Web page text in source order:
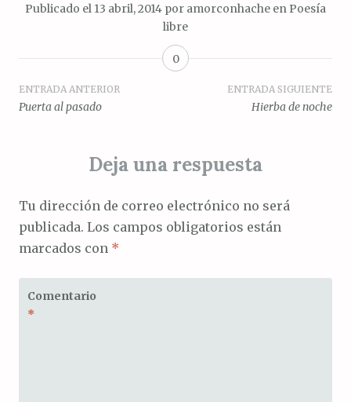
Publicado el 13 abril, 2014 por amorconhache en Poesía
libre
0
Navegación
entradas
ENTRADA ANTERIOR
Puerta al pasado
ENTRADA SIGUIENTE
Hierba de noche
Deja una respuesta
Tu dirección de correo electrónico no será
publicada. Los campos obligatorios están
marcados con *
Comentario
*